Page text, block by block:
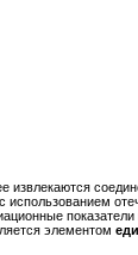
извлекаются
элементом